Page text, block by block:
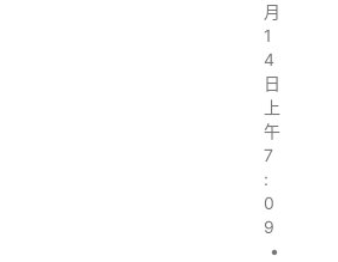
月
1
4
日
上
午
7
:
0
9
•